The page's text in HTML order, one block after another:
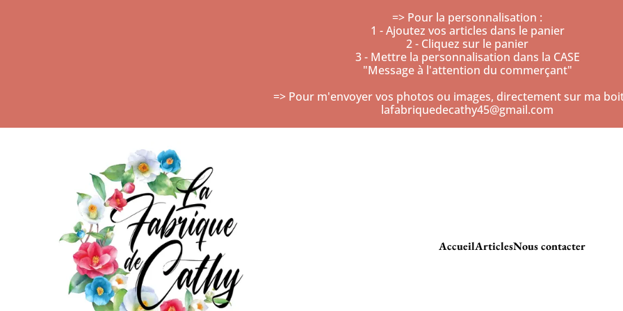
=> Pour la personnalisation :
1 - Ajoutez vos articles dans le panier
2 - Cliquez sur le panier
3 - Mettre la personnalisation dans la CASE
"Message à l'attention du commerçant"
=> Pour m'envoyer vos photos ou images, directement sur ma
lafabriquedecathy45@gmail.com
AccueilArticlesNous contacter